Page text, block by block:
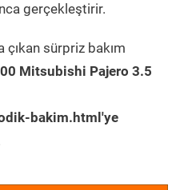
gerçekleştirir.
sürpriz bakım
Mitsubishi Pajero 3.5
bakim.html'ye